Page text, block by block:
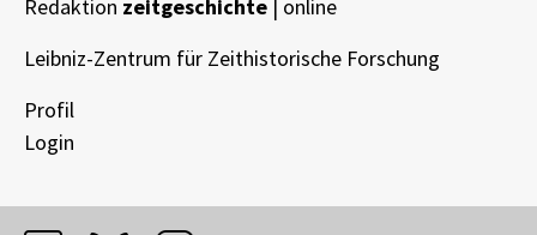
Redaktion zeitgeschichte | online
Leibniz-Zentrum für Zeithistorische Forschung
Profil
Login